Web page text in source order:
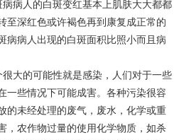
病人的白斑变红基本上肌肤大大都都
至深红色或许褐色再到康复成正常的
病病人出现的白斑面积比照小而且病
大的可能性就是感染，人们对于一些
一些情况下可能成害。各种污染很容
的未经处理的废气，废水，化学或重
，农作物过量的使用化学物质，如杀